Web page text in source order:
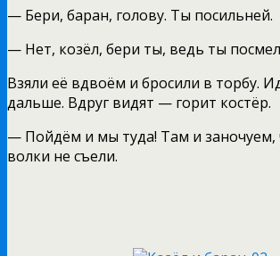
— Бери, баран, голову. Ты посильней.
— Нет, козёл, бери ты, ведь ты
Взяли её вдвоём и бросили в торбу.
дальше. Вдруг видят — горит костёр.
— Пойдём и мы туда! Там и заночуем,
волки не съели.